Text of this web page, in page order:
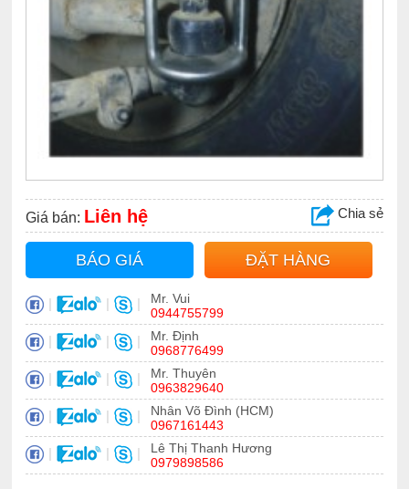
Giá bán: Liên hệ Chia sẻ
BÁO GIÁ ĐẶT HÀNG
| | |
Mr. Vui
0944755799
| | |
Mr. Định
0968776499
| | |
Mr. Thuyên
0963829640
| | |
Nhân Võ Đình (HCM)
0967161443
| | |
Lê Thị Thanh Hương
0979898586